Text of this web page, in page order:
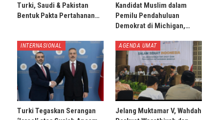
Turki, Saudi & Pakistan
Bentuk Pakta Pertahanan…
Kandidat Muslim dalam
Pemilu Pendahuluan
Demokrat di Michigan,…
INTERNASIONAL
Turki Tegaskan Serangan
AGENDA UMAT
Jelang Muktamar V, Wahdah